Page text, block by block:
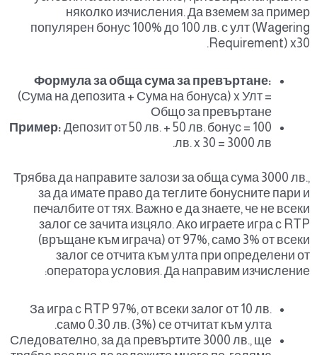
няколко изчисления. Да вземем за пример
популярен бонус 100% до 100 лв. с улт (Wagering
Requirement) x30.
Формула за обща сума за превъртане:
(Сума на депозита + Сума на бонуса) x Улт =
Общо за превъртане
Пример: Депозит от 50 лв. + 50 лв. бонус = 100
лв. x 30 = 3000 лв.
Трябва да направите залози за обща сума 3000 лв.,
за да имате право да теглите бонусните пари и
печалбите от тях. Важно е да знаете, че не всеки
залог се зачита изцяло. Ако играете игра с RTP
(връщане към играча) от 97%, само 3% от всеки
залог се отчита към улта при определени от
оператора условия. Да направим изчисление:
За игра с RTP 97%, от всеки залог от 10 лв.
само 0.30 лв. (3%) се отчитат към улта.
Следователно, за да превъртите 3000 лв., ще